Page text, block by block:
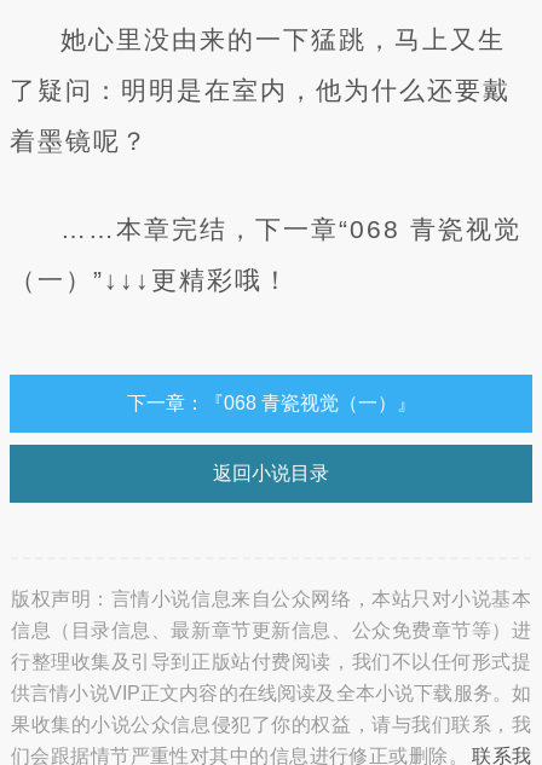
她心里没由来的一下猛跳，马上又生
了疑问：明明是在室内，他为什么还要戴
着墨镜呢？
……本章完结，下一章“068 青瓷视觉
（一）”↓↓↓更精彩哦！
下一章：『068 青瓷视觉（一）』
返回小说目录
版权声明：言情小说信息来自公众网络，本站只对小说基本
信息（目录信息、最新章节更新信息、公众免费章节等）进
行整理收集及引导到正版站付费阅读，我们不以任何形式提
供言情小说VIP正文内容的在线阅读及全本小说下载服务。如
果收集的小说公众信息侵犯了你的权益，请与我们联系，我
们会跟据情节严重性对其中的信息进行修正或删除。
联系我